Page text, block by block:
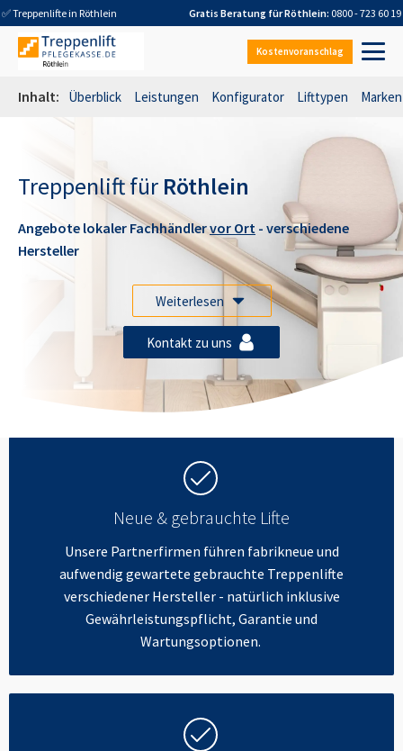
✅ Treppenlifte in Röthlein Gratis Beratung fürRöthlein: 0800 - 723 60 19
Kostenvoranschlag
Inhalt: Überblick Leistungen Konfigurator Lifttypen Marken
Treppenlift für Röthlein
Angebote lokaler Fachhändlervor Ort - verschiedene
Hersteller
Weiterlesen
Kontakt zu uns
Neue & gebrauchte Lifte
Unsere Partnerfirmen führen fabrikneue und
aufwendig gewartete gebrauchte Treppenlifte
verschiedener Hersteller - natürlich inklusive
Gewährleistungspflicht, Garantie und
Wartungsoptionen.